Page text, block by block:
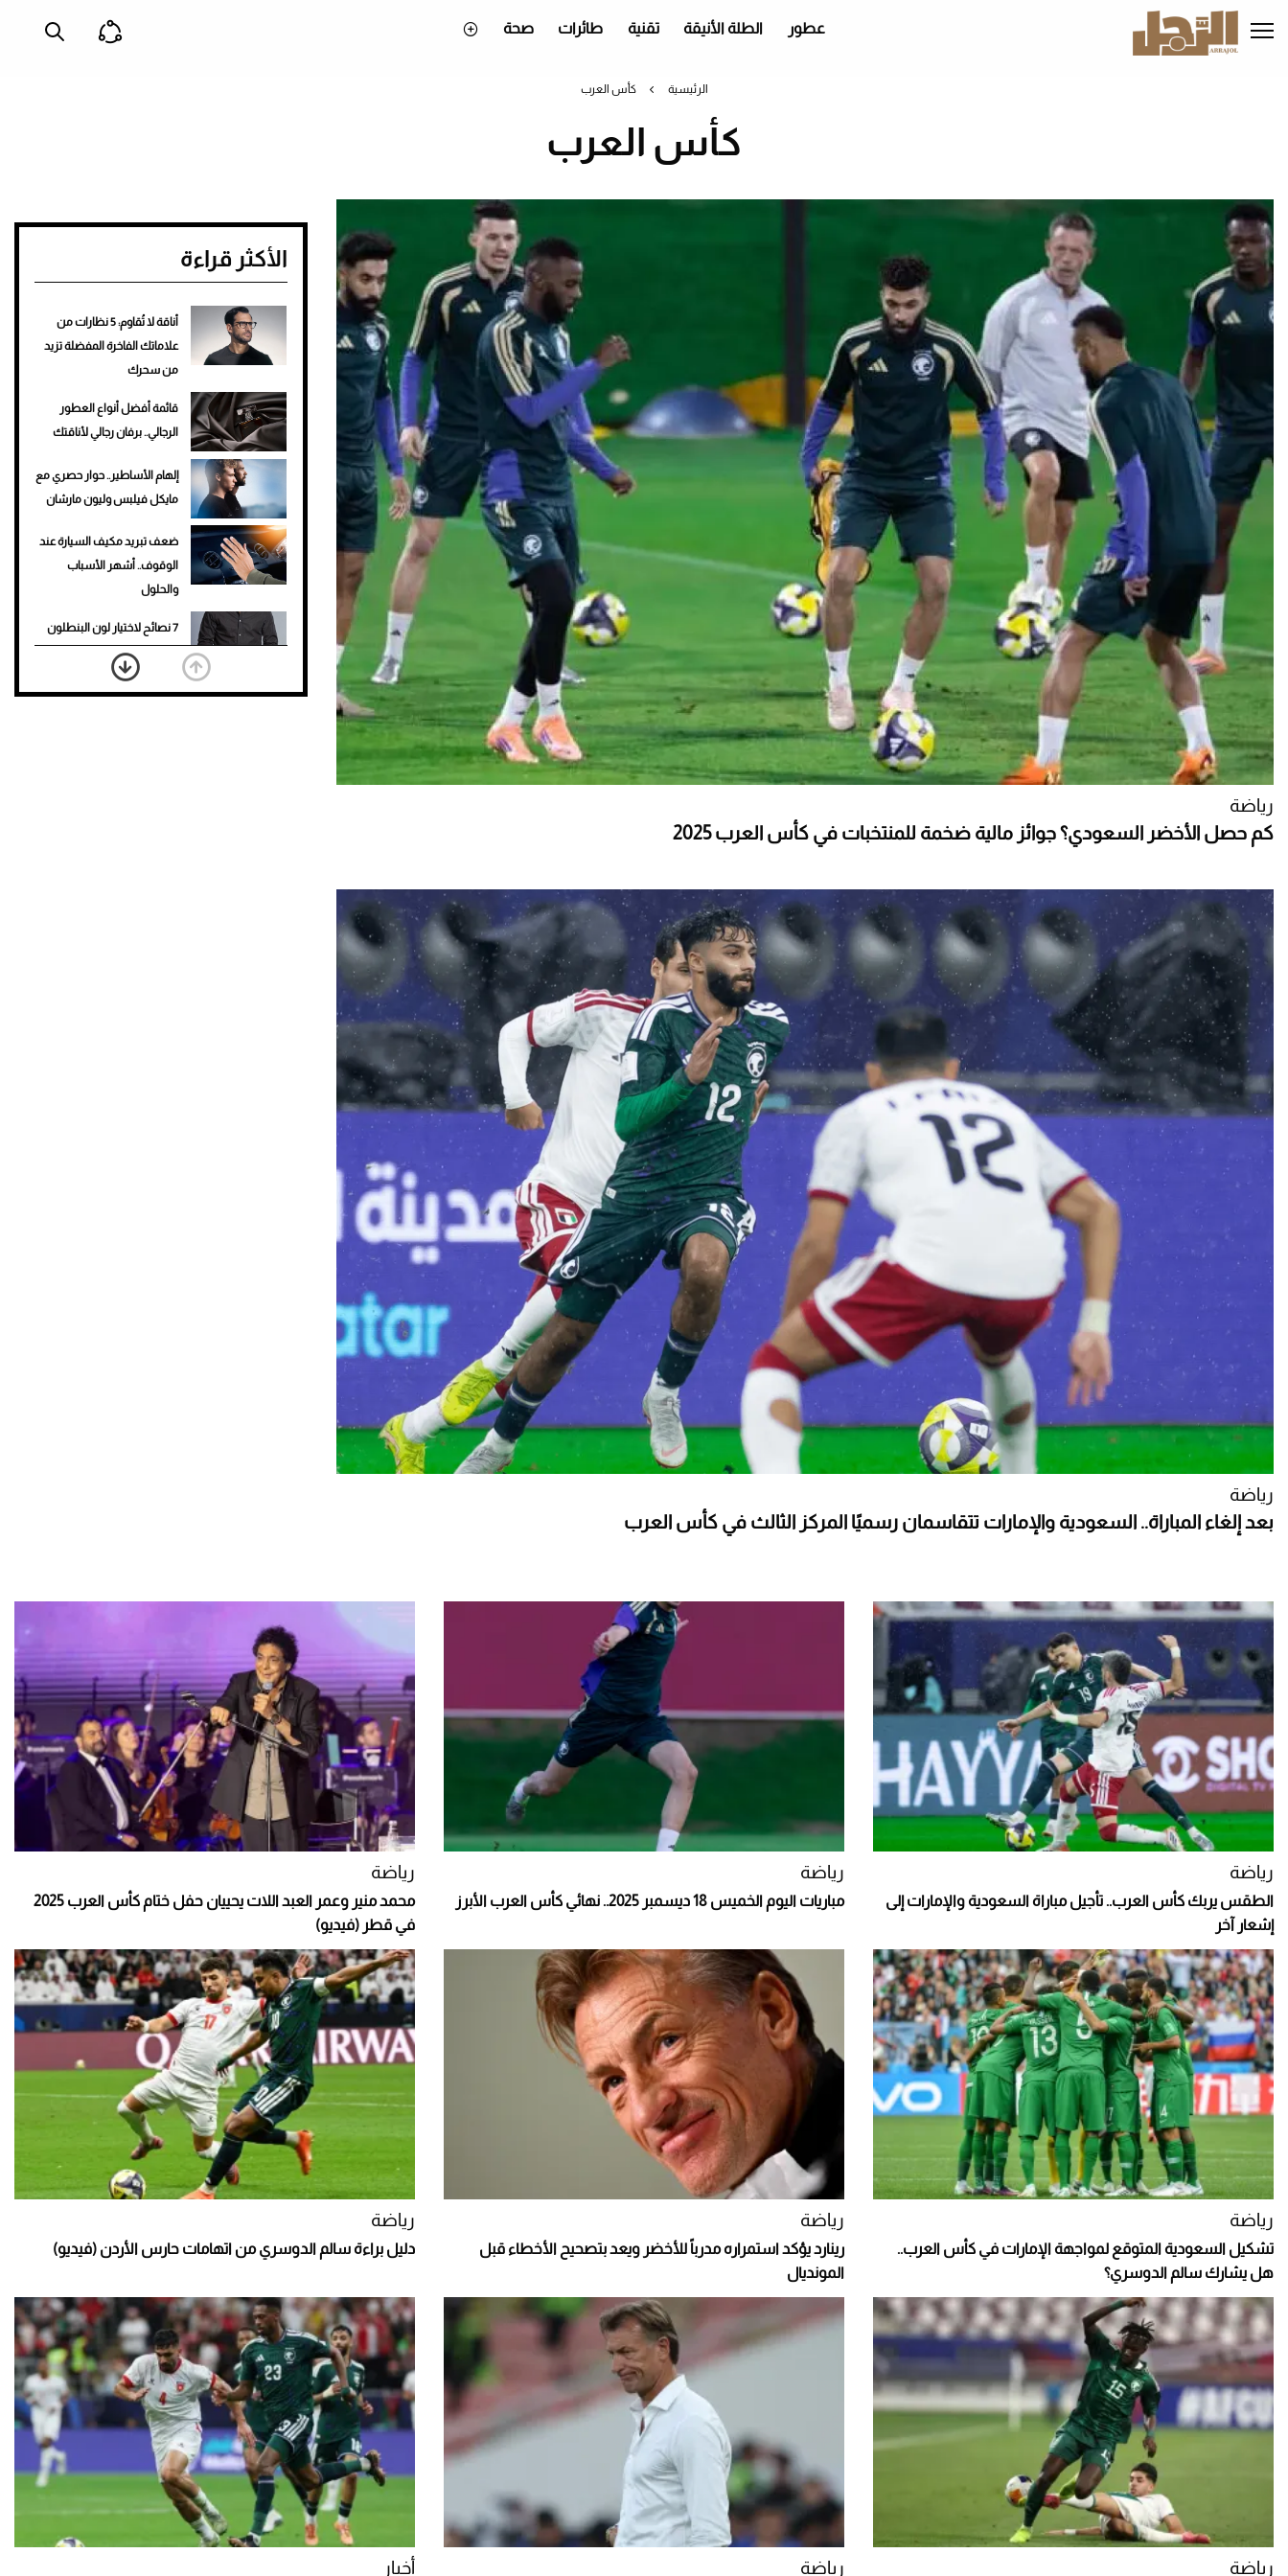
إلى
المحتوى
عطور الطلة الأنيقة تقنية طائرات صحة
الرئيسية كأس العرب
كأس العرب
رياضة
كم حصل الأخضر السعودي؟ جوائز مالية ضخمة للمنتخبات في كأس العرب 2025
رياضة
بعد إلغاء المباراة.. السعودية والإمارات تتقاسمان رسميًا المركز الثالث في كأس العرب
الأكثر قراءة
أناقة لا تُقاوم: 5 نظارات من
علاماتك الفاخرة المفضلة تزيد
من سحرك
قائمة أفضل أنواع العطور
الرجالي.. برفان رجالي لأناقتك
إلهام الأساطير.. حوار حصري مع
مايكل فيلبس وليون مارشان
ضعف تبريد مكيف السيارة عند
الوقوف.. أشهر الأسباب
والحلول
7 نصائح لاختيار لون البنطلون
المناسب للقميص الأسود
نرى المستقبل من خلال
رياضة
الطقس يربك كأس العرب.. تأجيل مباراة السعودية والإمارات إلى
إشعار آخر
رياضة
مباريات اليوم الخميس 18 ديسمبر 2025.. نهائي كأس العرب الأبرز
رياضة
محمد منير وعمر العبد اللات يحييان حفل ختام كأس العرب 2025
في قطر (فيديو)
رياضة
تشكيل السعودية المتوقع لمواجهة الإمارات في كأس العرب..
هل يشارك سالم الدوسري؟
رياضة
رينارد يؤكد استمراره مدرباً للأخضر ويعد بتصحيح الأخطاء قبل
المونديال
رياضة
دليل براءة سالم الدوسري من اتهامات حارس الأردن (فيديو)
رياضة رياضة أخبار